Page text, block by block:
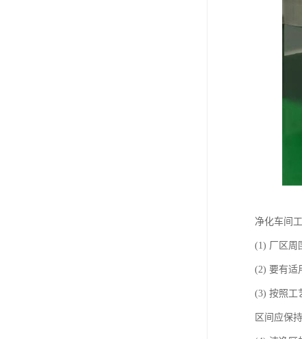
净化车间
(1) 厂区周
(2) 要有适
(3) 按照工
区间应保